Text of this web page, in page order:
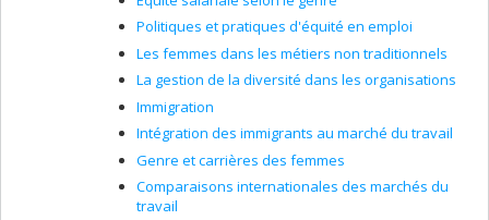
Politiques et pratiques d'équité en emploi
Les femmes dans les métiers non traditionnels
La gestion de la diversité dans les organisations
Immigration
Intégration des immigrants au marché du travail
Genre et carrières des femmes
Comparaisons internationales des marchés du
travail